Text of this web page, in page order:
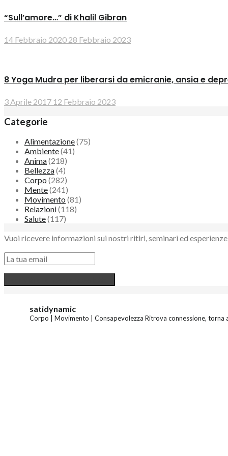
“Sull’amore…” di Khalil Gibran
14 Febbraio 2020 28 Febbraio 2023
8 Yoga Mudra per liberarsi da emicranie, ansia e
3 Aprile 2017 12 Febbraio 2023
Categorie
Alimentazione(75)
Ambiente(41)
Anima(218)
Bellezza(4)
Corpo (282)
Mente(241)
Movimento (81)
Relazioni(118)
Salute(117)
Vuoi ricevere informazioni sui nostri ritiri, seminari ed
satidynamic
Corpo | Movimento | Consapevolezza Ritrova connessione, torna